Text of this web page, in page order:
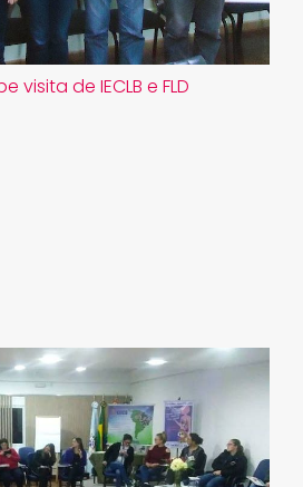
visita de IECLB e FLD